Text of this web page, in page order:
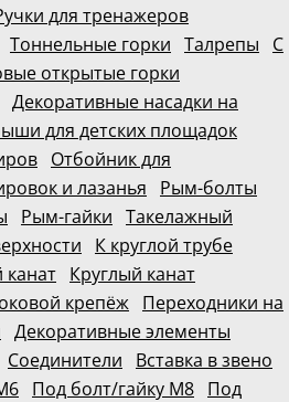
для тренажеров
Тоннельные горки Талрепы
С
открытые горки
Декоративные насадки на
для детских площадок
Отбойник для
и лазанья
Рым-болты
Рым-гайки Такелажный
К круглой трубе
канат Круглый канат
крепёж Переходники на
Декоративные элементы
Соединители
Вставка в звено
Под болт/гайку М8 Под